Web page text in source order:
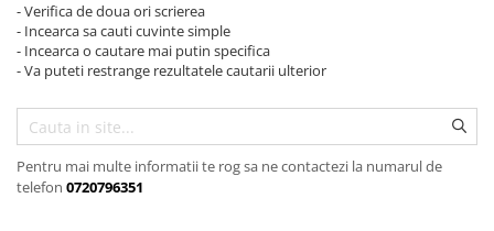
- Verifica de doua ori scrierea
- Incearca sa cauti cuvinte simple
- Incearca o cautare mai putin specifica
- Va puteti restrange rezultatele cautarii ulterior
Pentru mai multe informatii te rog sa ne contactezi la numarul de
telefon 0720796351